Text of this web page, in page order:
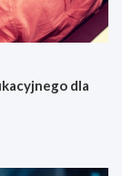
dla